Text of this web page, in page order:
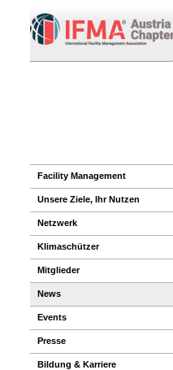
Facility Management
Unsere Ziele, Ihr Nutzen
Netzwerk
Klimaschützer
Mitglieder
News
Events
Presse
Bildung & Karriere